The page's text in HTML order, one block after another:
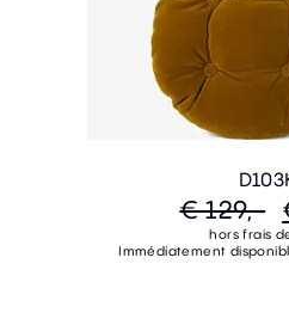
€ 129,-
hors frais
Immédiatement